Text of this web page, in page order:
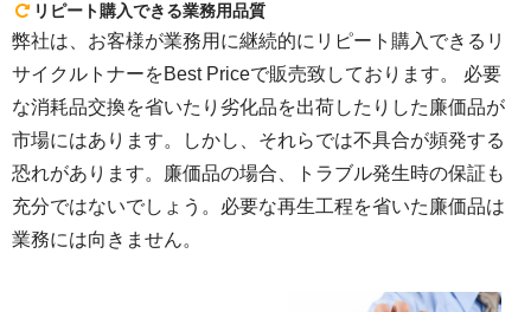
リピート購入できる業務用品質
弊社は、お客様が業務用に継続的にリピート購入できるリ
サイクルトナーをBest Priceで販売致しております。 必要
な消耗品交換を省いたり劣化品を出荷したりした廉価品が
市場にはあります。しかし、それらでは不具合が頻発する
恐れがあります。廉価品の場合、トラブル発生時の保証も
充分ではないでしょう。必要な再生工程を省いた廉価品は
業務には向きません。